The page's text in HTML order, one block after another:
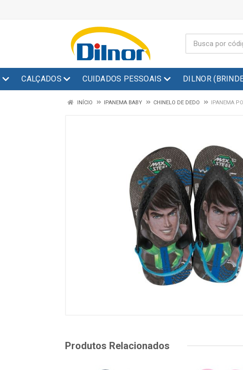
CALÇADOS CUIDADOS PESSOAIS DILNOR
INÍCIO IPANEMA BABY CHINELO DE DEDO IPANEMA
Produtos Relacionados